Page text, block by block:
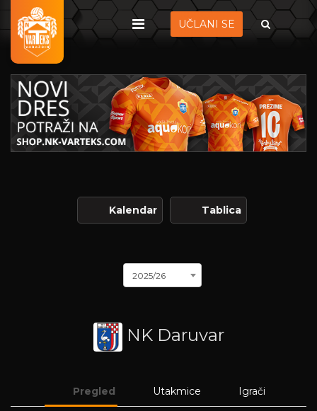
UČLANI SE
Kalendar Tablica
2025/26
NK Daruvar
Pregled Utakmice Igrači